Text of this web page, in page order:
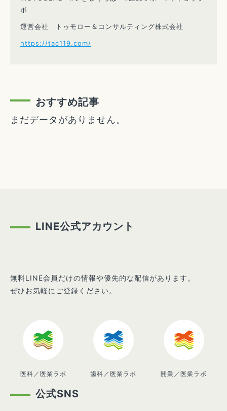
ボ
運営会社 トゥモロー＆コンサルティング株式会社
https://tac119.com/
おすすめ記事
まだデータがありません。
LINE公式アカウント
無料LINE会員だけの情報や優先的な配信があります。
ぜひお気軽にご登録ください。
医科／医業ラボ 歯科／医業ラボ 開業／医業ラボ
公式SNS